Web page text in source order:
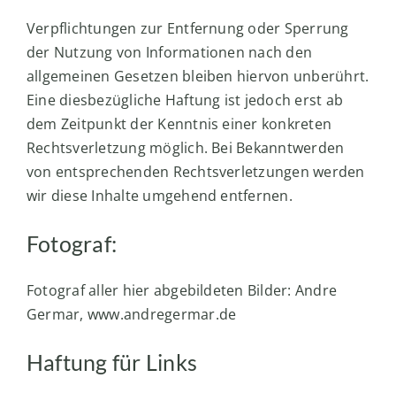
Verpflichtungen zur Entfernung oder Sperrung
der Nutzung von Informationen nach den
allgemeinen Gesetzen bleiben hiervon unberührt.
Eine diesbezügliche Haftung ist jedoch erst ab
dem Zeitpunkt der Kenntnis einer konkreten
Rechtsverletzung möglich. Bei Bekanntwerden
von entsprechenden Rechtsverletzungen werden
wir diese Inhalte umgehend entfernen.
Fotograf:
Fotograf aller hier abgebildeten Bilder: Andre
Germar, www.andregermar.de
Haftung für Links